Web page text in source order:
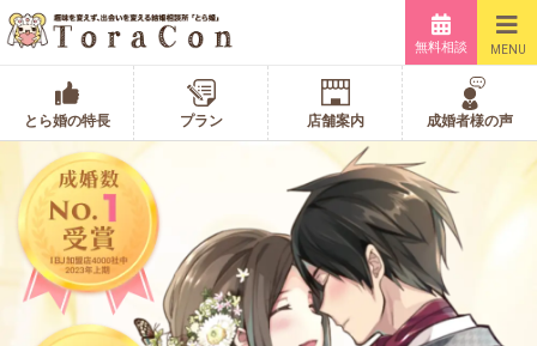
無料相談 MENU
とら婚の特長 プラン 店舗案内 成婚者様の声